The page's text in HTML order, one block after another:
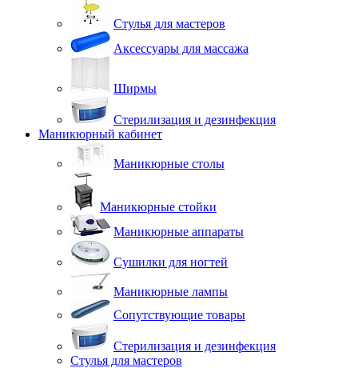
Стулья для мастеров
Аксессуары для массажа
Ширмы
Стерилизация и дезинфекция
Маникюрный кабинет
Маникюрные столы
Маникюрные стойки
Маникюрные аппараты
Сушилки для ногтей
Маникюрные лампы
Сопутствующие товары
Стерилизация и дезинфекция
Стулья для мастеров